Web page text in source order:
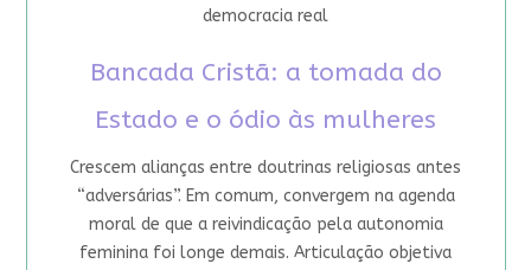
democracia real
Bancada Cristã: a tomada do
Estado e o ódio às mulheres
Crescem alianças entre doutrinas religiosas antes
“adversárias”. Em comum, convergem na agenda
moral de que a reivindicação pela autonomia
feminina foi longe demais. Articulação objetiva